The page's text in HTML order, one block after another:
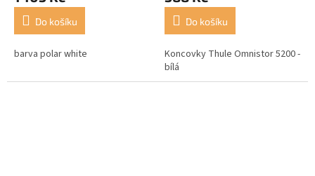
Do košíku
barva polar white
Do košíku
Koncovky Thule Omnistor 5200 -
bílá